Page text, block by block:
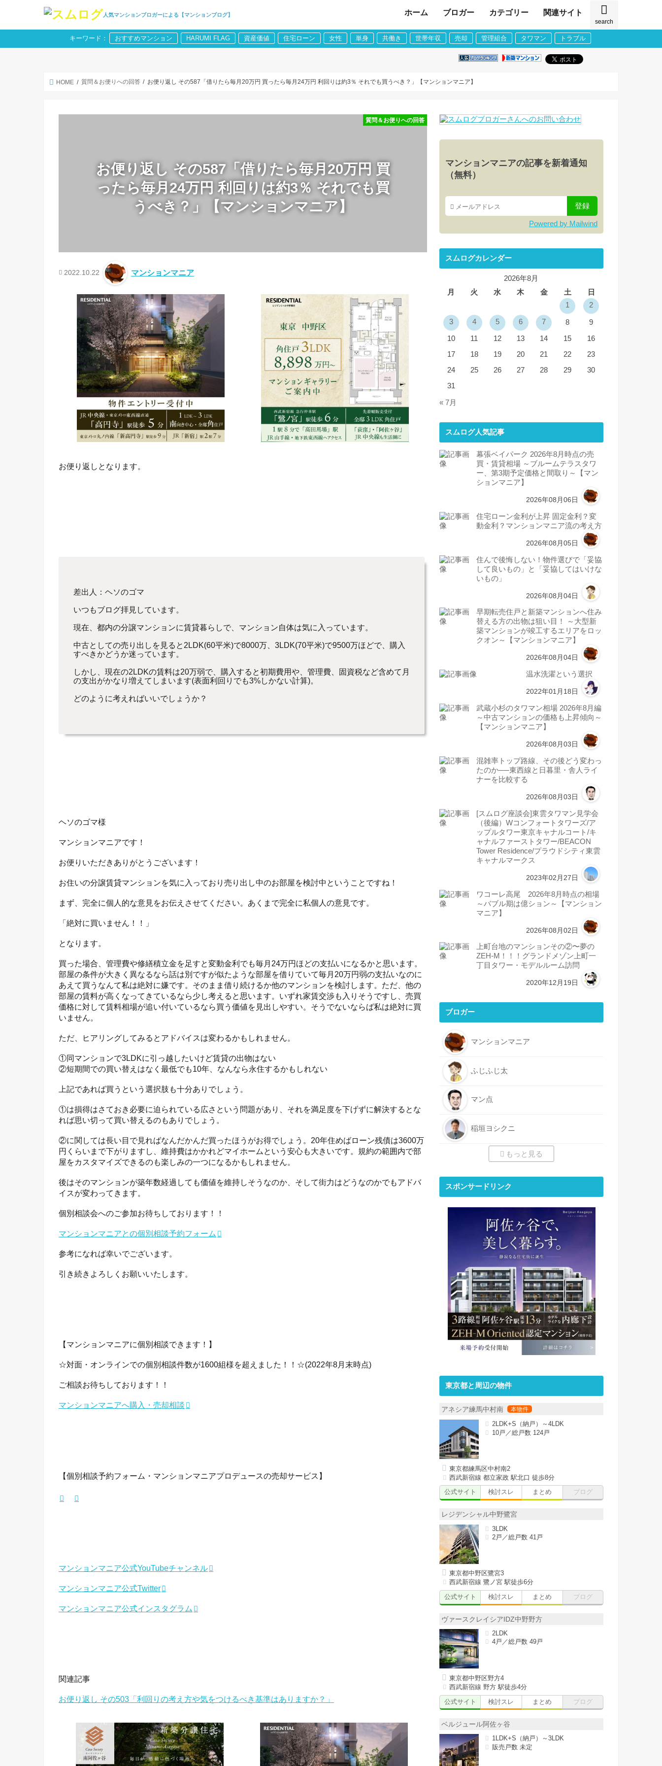
人気マンションブロガーによる【マンションブログ】
search
ホーム ブロガー カテゴリー 関連サイト
キーワード： おすすめマンション HARUMI FLAG 資産価値 住宅ローン 女性 単身 共働き 世帯年収 売却 管理組合 タワマン トラブル
HOME 質問＆お便りへの回答 お便り返し その587「借りたら毎月20万円 買ったら毎月24万円 利回りは約3％ それでも買うべき？」【マンションマニア】
お便り返し その587「借りたら毎月20万円 買
ったら毎月24万円 利回りは約3％ それでも買
うべき？」【マンションマニア】
質問＆お便りへの回答
2022.10.22 マンションマニア
お便り返しとなります。
差出人：ヘソのゴマ
いつもブログ拝見しています。
現在、都内の分譲マンションに賃貸暮らしで、マンション自体は気に入っています。
中古としての売り出しを見ると2LDK(60平米)で8000万、3LDK(70平米)で9500万ほどで、購入
すべきかどうか迷っています。
しかし、現在の2LDKの賃料は20万弱で、購入すると初期費用や、管理費、固資税など含めて月
の支出がかなり増えてしまいます(表面利回りでも3%しかない計算)。
どのように考えればいいでしょうか？
ヘソのゴマ様
マンションマニアです！
お便りいただきありがとうございます！
お住いの分譲賃貸マンションを気に入っており売り出し中のお部屋を検討中ということですね！
まず、完全に個人的な意見をお伝えさせてください。あくまで完全に私個人の意見です。
「絶対に買いません！！」
となります。
買った場合、管理費や修繕積立金を足すと変動金利でも毎月24万円ほどの支払いになるかと思います。
部屋の条件が大きく異なるなら話は別ですが似たような部屋を借りていて毎月20万円弱の支払いなのに
あえて買うなんて私は絶対に嫌です。そのまま借り続けるか他のマンションを検討します。ただ、他の
部屋の賃料が高くなってきているなら少し考えると思います。いずれ家賃交渉も入りそうですし、売買
価格に対して賃料相場が追い付いているなら買う価値を見出しやすい。そうでないならば私は絶対に買
いません。
ただ、ヒアリングしてみるとアドバイスは変わるかもしれません。
①同マンションで3LDKに引っ越したいけど賃貸の出物はない
②短期間での買い替えはなく最低でも10年、なんなら永住するかもしれない
上記であれば買うという選択肢も十分ありでしょう。
①は損得はさておき必要に迫られている広さという問題があり、それを満足度を下げずに解決するとな
れば思い切って買い替えるのもありでしょう。
②に関しては長い目で見ればなんだかんだ買ったほうがお得でしょう。20年住めばローン残債は3600万
円くらいまで下がりますし、維持費はかかれどマイホームという安心も大きいです。規約の範囲内で部
屋をカスタマイズできるのも楽しみの一つになるかもしれません。
後はそのマンションが築年数経過しても価値を維持しそうなのか、そして街力はどうなのかでもアドバ
イスが変わってきます。
個別相談会へのご参加お待ちしております！！
マンションマニアとの個別相談予約フォーム
参考になれば幸いでございます。
引き続きよろしくお願いいたします。
【マンションマニアに個別相談できます！】
☆対面・オンラインでの個別相談件数が1600組様を超えました！！☆(2022年8月末時点)
ご相談お待ちしております！！
マンションマニアへ購入・売却相談
【個別相談予約フォーム・マンションマニアプロデュースの売却サービス】
マンションマニア公式YouTubeチャンネル
マンションマニア公式Twitter
マンションマニア公式インスタグラム
関連記事
お便り返し その503「利回りの考え方や気をつけるべき基準はありますか？」
マンションマニアの記事を新着通知
（無料）
Powered by Mailwind
スムログカレンダー
2026年8月
月
火 水 木 金 土
日
1
2
3 4 5 6 7 8 9
10 11 12 13 14 15
16
17
18 19 20 21 22
23
24
25 26 27 28 29
30
31
« 7月
スムログ人気記事
幕張ベイパーク 2026年8月時点の売
買・賃貸相場 ～ブルームテラスタワ
ー、第3期予定価格と間取り～【マン
ションマニア】
2026年08月06日
住宅ローン金利が上昇 固定金利？変
動金利？マンションマニア流の考え方
2026年08月05日
住んで後悔しない！物件選びで「妥協
して良いもの」と「妥協してはいけな
いもの」
2026年08月04日
早期転売住戸と新築マンションへ住み
替える方の出物は狙い目！ ～大型新
築マンションが竣工するエリアをロッ
クオン～【マンションマニア】
2026年08月04日
温水洗濯という選択
2022年01月18日
武蔵小杉のタワマン相場 2026年8月編
～中古マンションの価格も上昇傾向～
【マンションマニア】
2026年08月03日
混雑率トップ路線、その後どう変わっ
たのか──東西線と日暮里・舎人ライ
ナーを比較する
2026年08月03日
[スムログ座談会]東雲タワマン見学会
（後編）Wコンフォートタワーズ/ア
ップルタワー東京キャナルコート/キ
ャナルファーストタワー/BEACON
Tower Residence/プラウドシティ東雲
キャナルマークス
2023年02月27日
ワコーレ高尾 2026年8月時点の相場
～バブル期は億ション～【マンション
マニア】
2026年08月02日
上町台地のマンションその②〜夢の
ZEH-M！！！グランドメゾン上町一
丁目タワー・モデルルーム訪問
2020年12月19日
ブロガー
マンションマニア
ふじふじ太
マン点
稲垣ヨシクニ
もっと見る
スポンサードリンク
東京都と周辺の物件
アネシア練馬中村南
2LDK+S（納戸）～4LDK
10戸／総戸数 124戸
東京都練馬区中村南2
西武新宿線 都立家政 駅北口 徒歩8分
公式サイト
検討スレ まとめ ブログ
レジデンシャル中野鷺宮
3LDK
2戸／総戸数 41戸
東京都中野区鷺宮3
西武新宿線 鷺ノ宮 駅徒歩6分
公式サイト
検討スレ まとめ ブログ
ヴァースクレイシアIDZ中野野方
2LDK
4戸／総戸数 49戸
東京都中野区野方4
西武新宿線 野方 駅徒歩4分
公式サイト
検討スレ まとめ ブログ
ベルジュール阿佐ヶ谷
1LDK+S（納戸）～3LDK
販売戸数 未定